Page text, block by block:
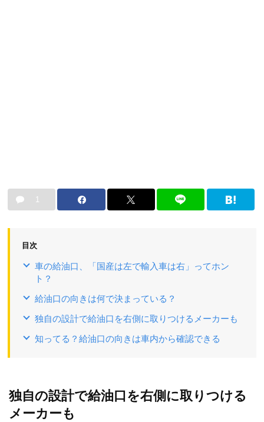
1
目次
車の給油口、「国産は左で輸入車は右」ってホン
ト？
給油口の向きは何で決まっている？
独自の設計で給油口を右側に取りつけるメーカーも
知ってる？給油口の向きは車内から確認できる
独自の設計で給油口を右側に取りつける
メーカーも